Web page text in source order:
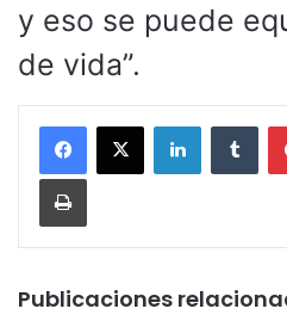
y eso se puede
de vida”.
LinkedIn
Imprimir
Publicaciones